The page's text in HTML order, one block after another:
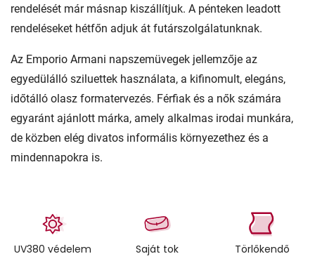
rendelését már másnap kiszállítjuk. A pénteken leadott
rendeléseket hétfőn adjuk át futárszolgálatunknak.
Az Emporio Armani napszemüvegek jellemzője az
egyedülálló sziluettek használata, a kifinomult, elegáns,
időtálló olasz formatervezés. Férfiak és a nők számára
egyaránt ajánlott márka, amely alkalmas irodai munkára,
de közben elég divatos informális környezethez és a
mindennapokra is.
UV380 védelem Saját tok Törlőkendő